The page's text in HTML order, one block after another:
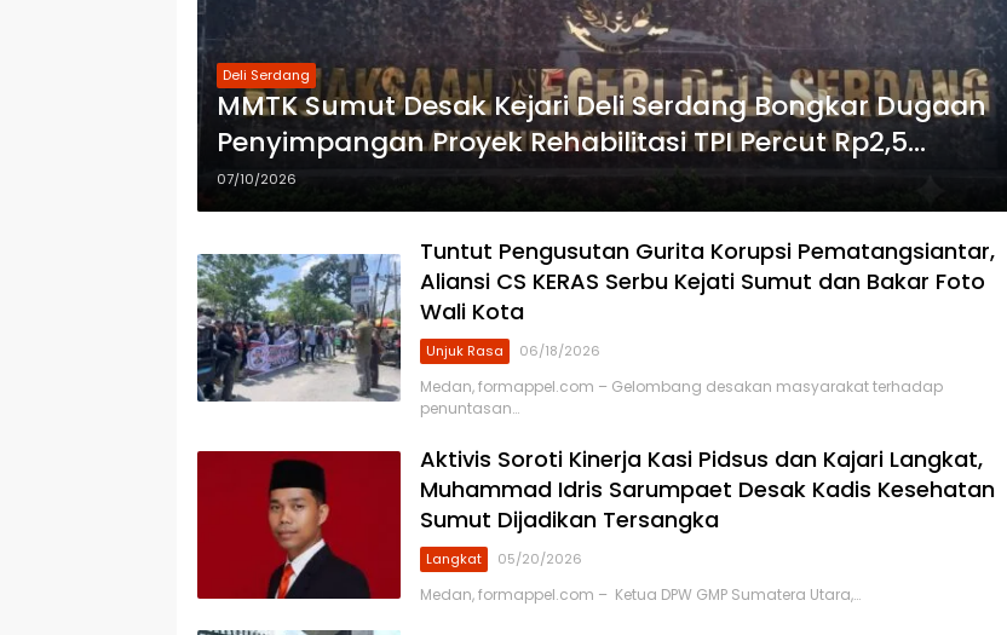
Deli Serdang
MMTK Sumut Desak Kejari Deli Serdang Bongkar Dugaan
Penyimpangan Proyek Rehabilitasi TPI Percut Rp2,5
Miliar, Peran ASN Berinisial AS hingga Dugaan Pinjam
Bendera Disorot
07/10/2026
Tuntut Pengusutan Gurita Korupsi Pematangsiantar,
Aliansi CS KERAS Serbu Kejati Sumut dan Bakar Foto
Wali Kota
Unjuk Rasa 06/18/2026
Medan, formappel.com – Gelombang desakan masyarakat terhadap
penuntasan…
Aktivis Soroti Kinerja Kasi Pidsus dan Kajari Langkat,
Muhammad Idris Sarumpaet Desak Kadis Kesehatan
Sumut Dijadikan Tersangka
Langkat 05/20/2026
Medan, formappel.com – Ketua DPW GMP Sumatera Utara,…